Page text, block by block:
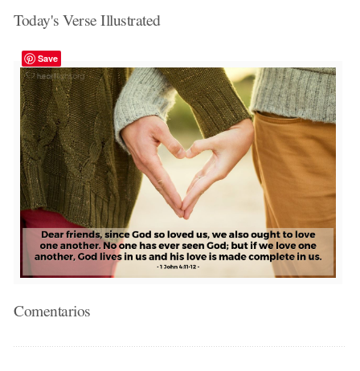
Today's Verse Illustrated
Save
Comentarios